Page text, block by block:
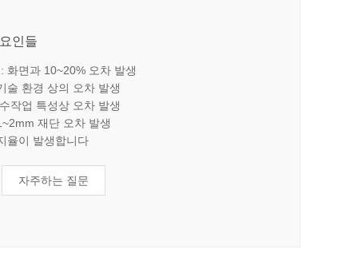
인들
화면과 10~20% 오차 발생
술 환경 상의 오차 발생
작업 특성상 오차 발생
재단 오차 발생
율이 발생합니다
자주하는 질문